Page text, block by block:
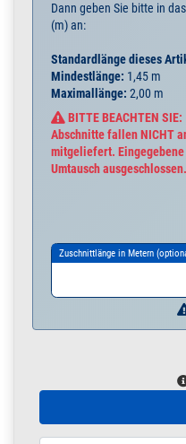
Dann geben Sie bitte in
(m) an:
Standardlänge dieses
Mindestlänge: 1,45 m
Maximallänge: 2,00 m
BITTE BEACHTEN SIE:
Abschnitte fallen NICHT
mitgeliefert.
Umtausch ausgeschlossen.
Zuschnittlänge in Metern